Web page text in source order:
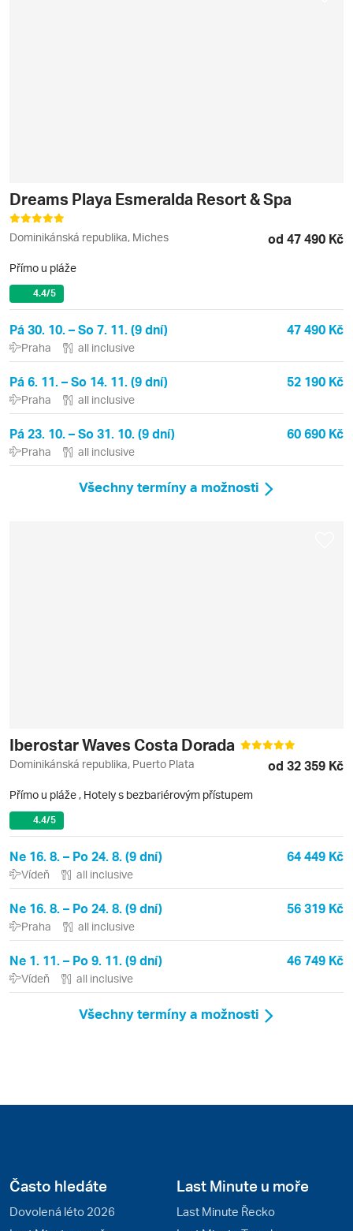
Dreams Playa Esmeralda Resort & Spa
Dominikánská republika, Miches od 47 490 Kč
Přímo u pláže
4.4/5
Pá 30. 10. – So 7. 11. (9 dní) 47 490 Kč
Praha all inclusive
Pá 6. 11. – So 14. 11. (9 dní) 52 190 Kč
Praha all inclusive
Pá 23. 10. – So 31. 10. (9 dní) 60 690 Kč
Praha all inclusive
Všechny termíny a možnosti
Iberostar Waves Costa Dorada
Dominikánská republika, Puerto Plata od 32 359 Kč
Přímo u pláže , Hotely s bezbariérovým přístupem
4.4/5
Ne 16. 8. – Po 24. 8. (9 dní) 64 449 Kč
Vídeň all inclusive
Ne 16. 8. – Po 24. 8. (9 dní) 56 319 Kč
Praha all inclusive
Ne 1. 11. – Po 9. 11. (9 dní) 46 749 Kč
Vídeň all inclusive
Všechny termíny a možnosti
Často hledáte
Dovolená léto 2026
Last Minute u moře
Last Minute Řecko